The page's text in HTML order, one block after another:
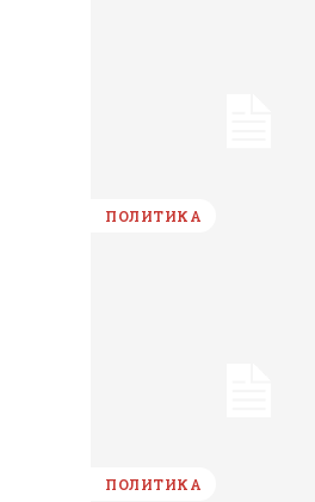
ПОЛИТИКА
ПОЛИТИКА